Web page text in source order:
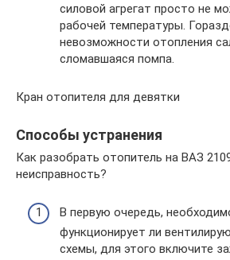
силовой агрегат просто не
рабочей температуры.
невозможности отопления
сломавшаяся помпа.
Кран отопителя для девятки
Способы устранения
Как разобрать отопитель на ВАЗ
неисправность?
В первую очередь,
функционирует ли
схемы, для этого включите